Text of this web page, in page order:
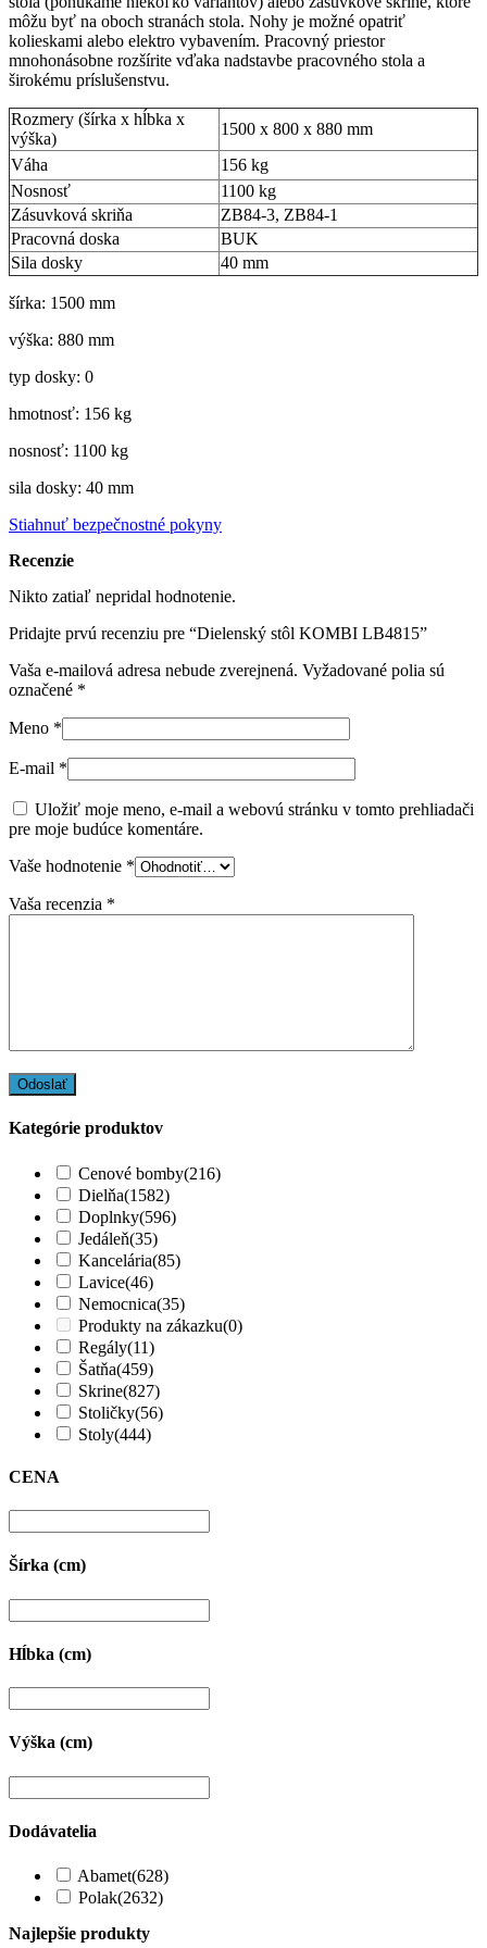
môžu byť na oboch stranách stola. Nohy je možné opatriť
kolieskami alebo elektro vybavením. Pracovný priestor
mnohonásobne rozšírite vďaka nadstavbe pracovného stola a
širokému príslušenstvu.
Rozmery (šírka x hĺbka x
výška)
1500 x 800 x 880 mm
Váha
156 kg
Nosnosť
1100 kg
Zásuvková skriňa
ZB84-3, ZB84-1
Pracovná doska
BUK
Sila dosky
40 mm
šírka: 1500 mm
výška: 880 mm
typ dosky: 0
hmotnosť: 156 kg
nosnosť: 1100 kg
sila dosky: 40 mm
Stiahnuť bezpečnostné pokyny
Recenzie
Nikto zatiaľ nepridal hodnotenie.
Pridajte prvú recenziu pre “Dielenský stôl KOMBI LB4815”
Vaša e-mailová adresa nebude zverejnená. Vyžadované polia sú
označené *
Meno *
E-mail *
Uložiť moje meno, e-mail a webovú stránku v tomto prehliadači
pre moje budúce komentáre.
Vaše hodnotenie *
Vaša recenzia *
Kategórie produktov
Cenové bomby(216)
Dielňa(1582)
Doplnky(596)
Jedáleň(35)
Kancelária(85)
Lavice(46)
Nemocnica(35)
Produkty na zákazku(0)
Regály(11)
Šatňa(459)
Skrine(827)
Stoličky(56)
Stoly(444)
CENA
Šírka (cm)
Hĺbka (cm)
Výška (cm)
Dodávatelia
Abamet(628)
Polak(2632)
Najlepšie produkty